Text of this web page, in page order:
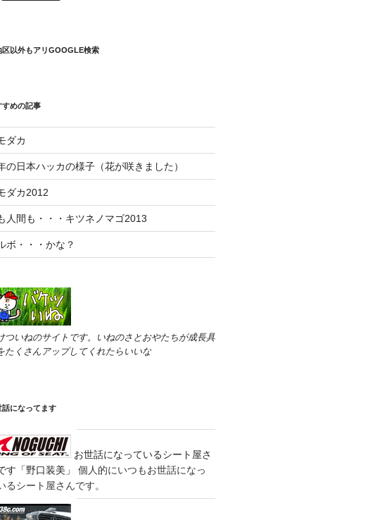
区以外もアリGOOGLE検索
すめの記事
ダカ
の日本ハッカの様子（花が咲きました）
ダカ2012
人間も・・・キツネノマゴ2013
ボ・・・かな？
ついねのサイトです。いねのさとおやたちが成長具
たくさんアップしてくれたらいいな
話になってます
お世話になっているシート屋さ
す「野口装美」
個人的にいつもお世話になっ
るシート屋さんです。